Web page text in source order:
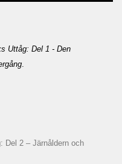
Uttåg: Del 1 - Den
Del 2 – Järnåldern och